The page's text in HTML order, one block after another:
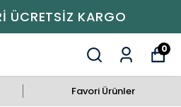
1000 TL ÜZERI ÜCRETSIZ
0
Favori Ürünler